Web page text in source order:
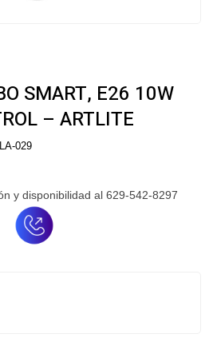
SMART, E26 10W
– ARTLITE
029
y disponibilidad al 629-542-8297